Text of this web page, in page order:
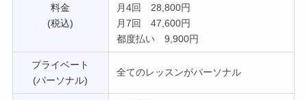
料金
(税込)
月4回 28,800円
月7回 47,600円
都度払い 9,900円
プライベート
(パーソナル)
全てのレッスンがパーソナル